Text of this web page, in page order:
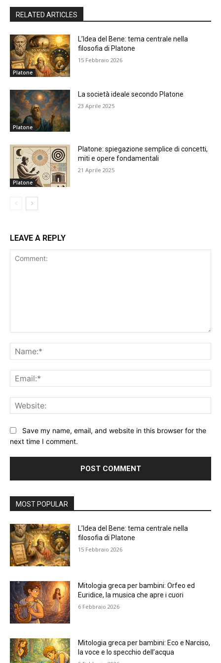
RELATED ARTICLES
Platone
L’Idea del Bene: tema centrale nella
filosofia di Platone
15 Febbraio 2026
Platone
La società ideale secondo Platone
23 Aprile 2025
Platone
Platone: spiegazione semplice di concetti,
miti e opere fondamentali
21 Aprile 2025
LEAVE A REPLY
Save my name, email, and website in this browser for the
next time I comment.
MOST POPULAR
L’Idea del Bene: tema centrale nella
filosofia di Platone
15 Febbraio 2026
Mitologia greca per bambini: Orfeo ed
Euridice, la musica che apre i cuori
6 Febbraio 2026
Mitologia greca per bambini: Eco e Narciso,
la voce e lo specchio dell’acqua